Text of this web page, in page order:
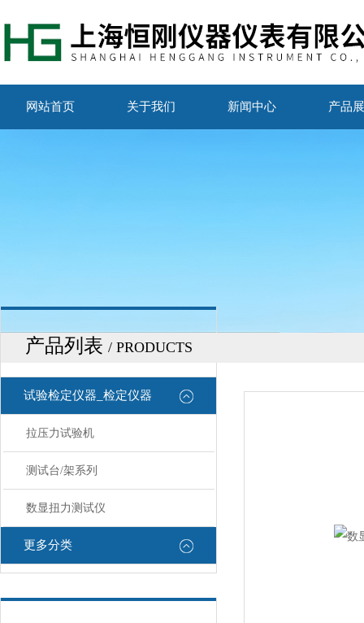
网站首页 关于我们 新闻中心 产品
产品列表 / PRODUCTS
试验检定仪器_检定仪器
拉压力试验机
测试台/架系列
数显扭力测试仪
更多分类